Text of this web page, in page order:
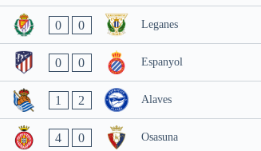
0 0 Leganes
0 0 Espanyol
1 2 Alaves
4 0 Osasuna